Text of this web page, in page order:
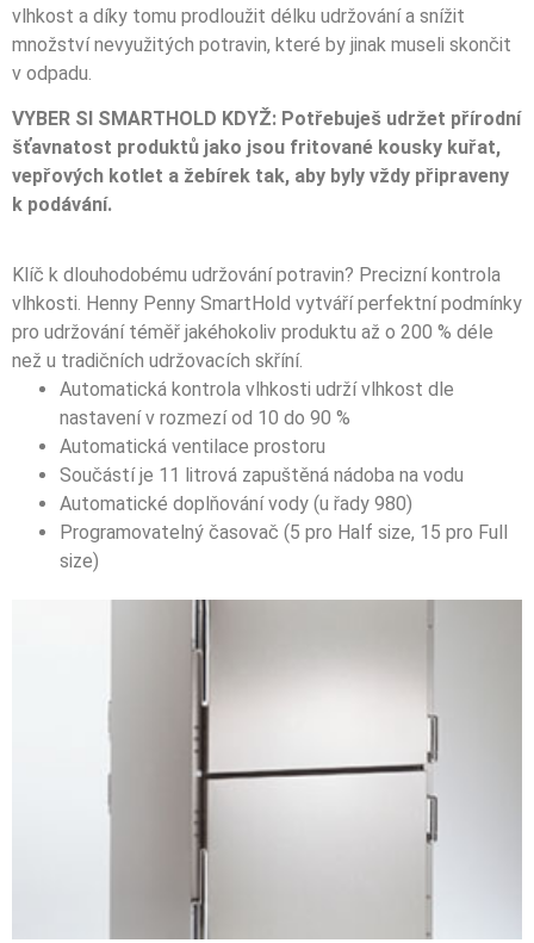
vlhkost a díky tomu prodloužit délku udržování a snížit
množství nevyužitých potravin, které by jinak museli skončit
v odpadu.
VYBER SI SMARTHOLD KDYŽ: Potřebuješ udržet přírodní
šťavnatost produktů jako jsou fritované kousky kuřat,
vepřových kotlet a žebírek tak, aby byly vždy připraveny
k podávání.
Klíč k dlouhodobému udržování potravin? Precizní kontrola
vlhkosti. Henny Penny SmartHold vytváří perfektní podmínky
pro udržování téměř jakéhokoliv produktu až o 200 % déle
než u tradičních udržovacích skříní.
Automatická kontrola vlhkosti udrží vlhkost dle
nastavení v rozmezí od 10 do 90 %
Automatická ventilace prostoru
Součástí je 11 litrová zapuštěná nádoba na vodu
Automatické doplňování vody (u řady 980)
Programovatelný časovač (5 pro Half size, 15 pro Full
size)